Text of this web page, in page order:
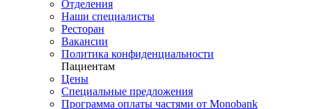
Отделения
Наши специалисты
Ресторан
Вакансии
Политика конфиденциальности
Пациентам
Цены
Специальные предложения
Программа оплаты частями от Monobank